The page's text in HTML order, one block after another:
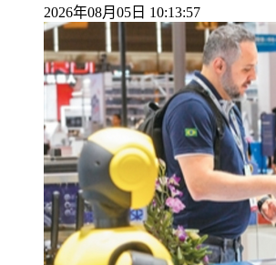
2026年08月05日 10:13:57